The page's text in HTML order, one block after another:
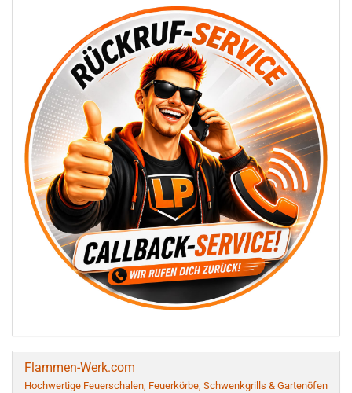
Flammen-Werk.com
Hochwertige Feuerschalen, Feuerkörbe, Schwenkgrills & Gartenöfen